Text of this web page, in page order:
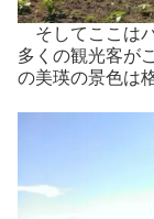
そしてここは
多くの観光客が
の美瑛の景色は